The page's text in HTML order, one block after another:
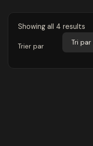
Showing all 4 results
Trier par